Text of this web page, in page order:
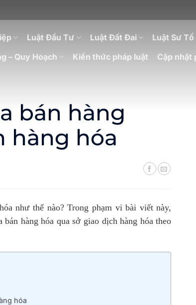
Luật Đầu Tư Luật Đất Đai Luật Sư
– Quy Hoạch Kiến thức pháp luật Cập nhật
bán hàng
hàng hóa
như thế nào? Trong phạm vi bài viết này,
hàng hóa qua sở giao dịch hàng hóa theo
hóa